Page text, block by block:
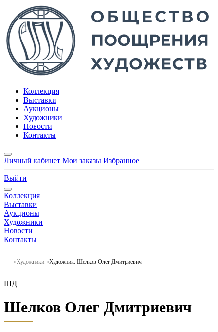
Коллекция
Выставки
Аукционы
Художники
Новости
Контакты
Личный кабинет Мои заказы Избранное
Выйти
Коллекция
Выставки
Аукционы
Художники
Новости
Контакты
Художники Художник: Шелков Олег Дмитриевич
ШД
Шелков Олег Дмитриевич